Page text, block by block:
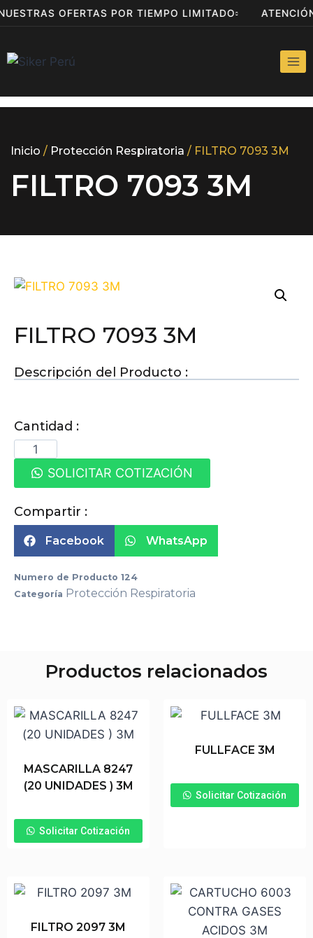
NUESTRAS OFERTAS POR TIEMPO LIMITADO
Inicio / Protección Respiratoria / FILTRO 7093 3M
FILTRO 7093 3M
FILTRO 7093 3M
Descripción del Producto :
Cantidad :
SOLICITAR COTIZACIÓN
Compartir :
Facebook WhatsApp
Numero de Producto 124
Categoría Protección Respiratoria
Productos relacionados
MASCARILLA 8247
(20 UNIDADES ) 3M
Solicitar Cotización
FULLFACE 3M
Solicitar Cotización
FILTRO 2097 3M